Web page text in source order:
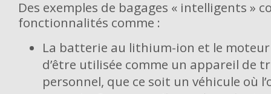
Des exemples de bagages « intelligents »
fonctionnalités comme :
La batterie au lithium-ion et le
d’être utilisée comme un appareil de
personnel, que ce soit un véhicule où